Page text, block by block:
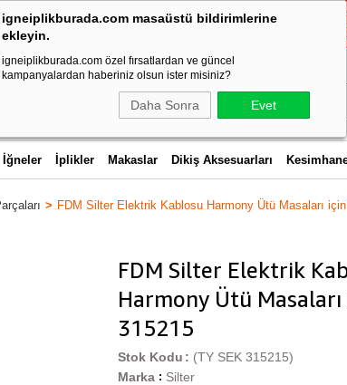
igneiplikburada.com masaüstü bildirimlerine
ekleyin.
igneiplikburada.com özel fırsatlardan ve güncel
kampanyalardan haberiniz olsun ister misiniz?
Daha Sonra Evet
İğneler İplikler Makaslar Dikiş Aksesuarları
FDM Silter Elektrik Kablosu Harmony Ütü Masaları
FDM Silter Elektrik
Harmony Ütü Masaları
315215
(TY SEK 315215)
Stok Kodu
Marka : Silter